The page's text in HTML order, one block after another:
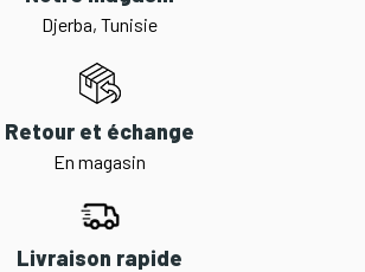
Djerba, Tunisie
Retour et échange
En magasin
Livraison rapide